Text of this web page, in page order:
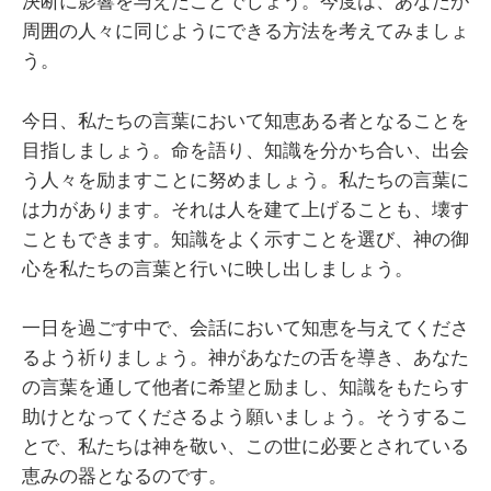
周囲の人々に同じようにできる方法を考えてみましょ
う。
今日、私たちの言葉において知恵ある者となることを
目指しましょう。命を語り、知識を分かち合い、出会
う人々を励ますことに努めましょう。私たちの言葉に
は力があります。それは人を建て上げることも、壊す
こともできます。知識をよく示すことを選び、神の御
心を私たちの言葉と行いに映し出しましょう。
一日を過ごす中で、会話において知恵を与えてくださ
るよう祈りましょう。神があなたの舌を導き、あなた
の言葉を通して他者に希望と励まし、知識をもたらす
助けとなってくださるよう願いましょう。そうするこ
とで、私たちは神を敬い、この世に必要とされている
恵みの器となるのです。